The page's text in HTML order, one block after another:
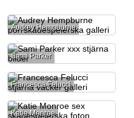
Audrey Hempburne
Sami Parker
Francesca Felucci
Katie Monroe